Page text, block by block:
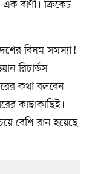
বাণী। ক্রিকেট
বিষম সমস্যা!
রিচার্ডস
কথা বলবেন
কাছাকাছিই।
বেশি রান হয়েছে